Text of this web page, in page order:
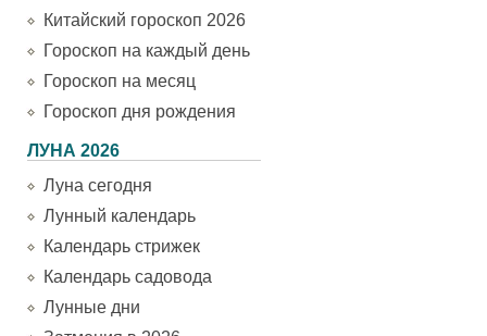
Китайский гороскоп 2026
Гороскоп на каждый день
Гороскоп на месяц
Гороскоп дня рождения
ЛУНА 2026
Луна сегодня
Лунный календарь
Календарь стрижек
Календарь садовода
Лунные дни